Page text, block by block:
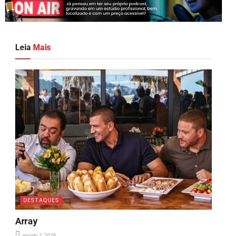
Leia Mais
DESTAQUES
Array